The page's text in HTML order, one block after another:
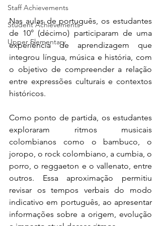
Staff Achievements
Student Achievements
Upper Elementary
Nas aulas de português, os estudantes
de 10° (décimo) participaram de uma
experiência de aprendizagem que
integrou língua, música e história, com
o objetivo de compreender a relação
entre expressões culturais e contextos
históricos.
Como ponto de partida, os estudantes
exploraram ritmos musicais
colombianos como o bambuco, o
joropo, o rock colombiano, a cumbia, o
porro, o reggaeton e o vallenato, entre
outros. Essa aproximação permitiu
revisar os tempos verbais do modo
indicativo em português, ao apresentar
informações sobre a origem, evolução